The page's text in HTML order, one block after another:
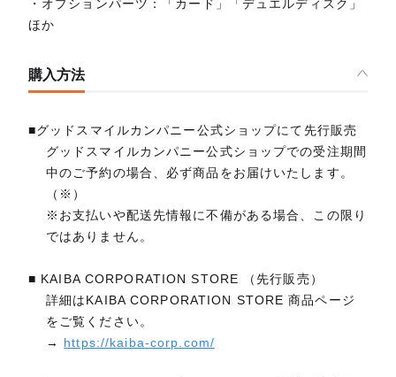
・オプションパーツ：「カード」「デュエルディスク」
ほか
購入方法
■グッドスマイルカンパニー公式ショップにて先行販売
グッドスマイルカンパニー公式ショップでの受注期間
中のご予約の場合、必ず商品をお届けいたします。
（※）
※お支払いや配送先情報に不備がある場合、この限り
ではありません。
■ KAIBA CORPORATION STORE （先行販売）
詳細はKAIBA CORPORATION STORE 商品ページ
をご覧ください。
→ https://kaiba-corp.com/